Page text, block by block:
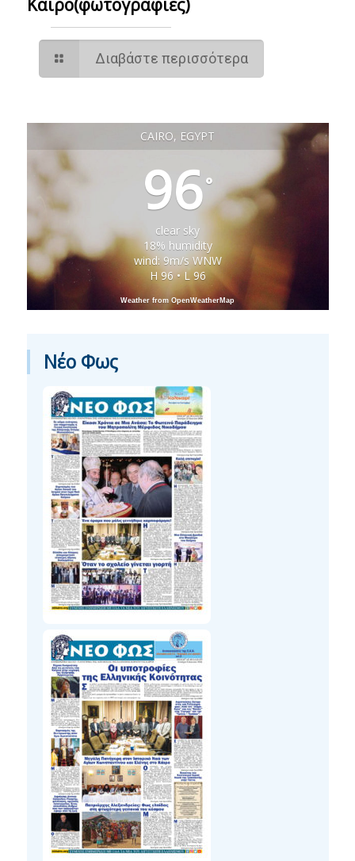
Διαβάστε περισσότερα
CAIRO, EGYPT
96°
clear sky
18% humidity
wind: 9m/s WNW
H 96 • L 96
Weather from OpenWeatherMap
Νέο Φως